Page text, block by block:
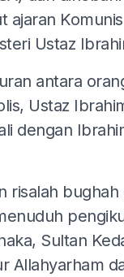
ajaran
Ustaz
antara
Ustaz
dengan
risalah bughah
Sultan
Allahyarham